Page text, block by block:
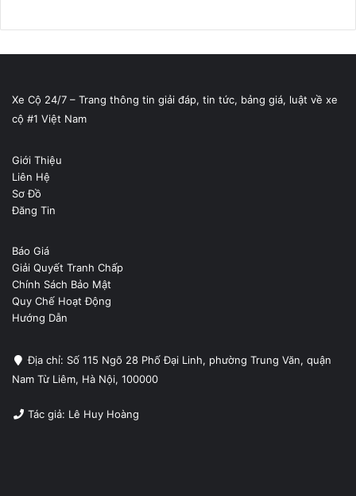
Xe Cộ 24/7 – Trang thông tin giải đáp, tin tức, bảng giá, luật về xe
cộ #1 Việt Nam
Giới Thiệu
Liên Hệ
Sơ Đồ
Đăng Tin
Báo Giá
Giải Quyết Tranh Chấp
Chính Sách Bảo Mật
Quy Chế Hoạt Động
Hướng Dẫn
Địa chỉ: Số 115 Ngõ 28 Phố Đại Linh, phường Trung Văn, quận
Nam Từ Liêm, Hà Nội, 100000
Tác giả: Lê Huy Hoàng